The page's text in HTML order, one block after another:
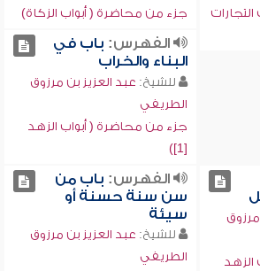
جزء من محاضرة ( أبواب الزكاة)
الفهرس: باب في
البناء والخراب
للشيخ: عبد العزيز بن مرزوق
الطريفي
جزء من محاضرة ( أبواب الزهد
[1])
مرزوق
الفهرس: باب من
سن سنة حسنة أو
سيئة
للشيخ: عبد العزيز بن مرزوق
الطريفي